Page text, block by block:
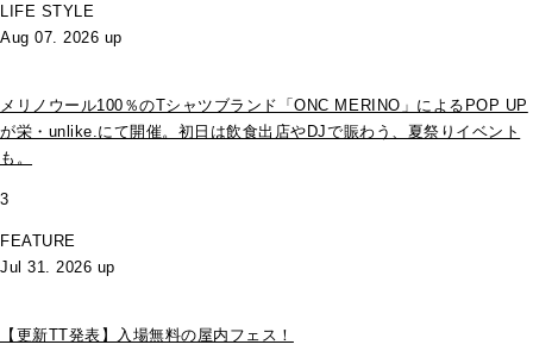
LIFE STYLE
Aug 07. 2026 up
メリノウール100％のTシャツブランド「ONC MERINO」によるPOP UP
が栄・unlike.にて開催。初日は飲食出店やDJで賑わう、夏祭りイベント
も。
3
FEATURE
Jul 31. 2026 up
【更新TT発表】入場無料の屋内フェス！